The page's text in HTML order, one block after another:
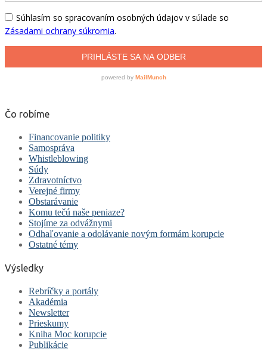
Čo robíme
Financovanie politiky
Samospráva
Whistleblowing
Súdy
Zdravotníctvo
Verejné firmy
Obstarávanie
Komu tečú naše peniaze?
Stojíme za odvážnymi
Odhaľovanie a odolávanie novým formám korupcie
Ostatné témy
Výsledky
Rebríčky a portály
Akadémia
Newsletter
Prieskumy
Kniha Moc korupcie
Publikácie